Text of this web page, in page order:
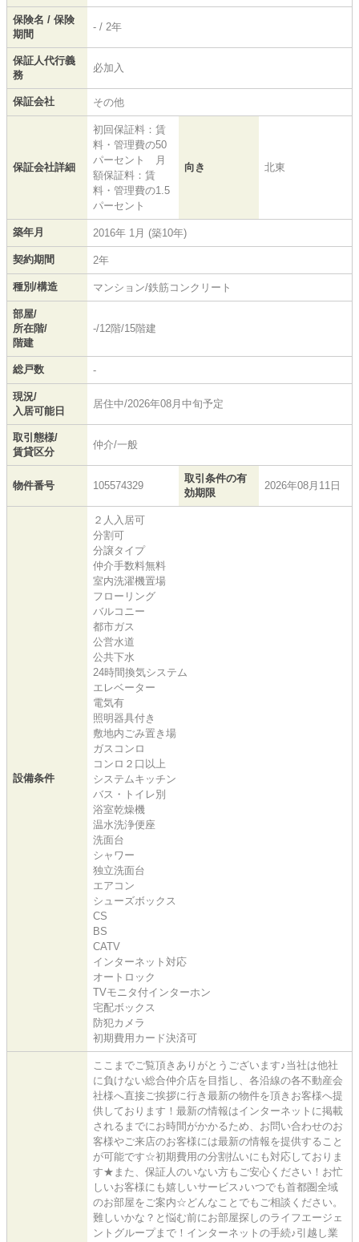
保険名 / 保険
期間
- / 2年
保証人代行義
務
必加入
保証会社 その他
保証会社詳細
初回保証料：賃
料・管理費の50
パーセント 月
額保証料：賃
料・管理費の1.5
パーセント
向き 北東
築年月 2016年 1月 (築10年)
契約期間 2年
種別/構造 マンション/鉄筋コンクリート
部屋/
所在階/
階建
-/12階/15階建
総戸数 -
現況/
入居可能日
居住中/2026年08月中旬予定
取引態様/
賃貸区分
仲介/一般
物件番号 105574329
取引条件の有
効期限
2026年08月11日
設備条件
２人入居可
分割可
分譲タイプ
仲介手数料無料
室内洗濯機置場
フローリング
バルコニー
都市ガス
公営水道
公共下水
24時間換気システム
エレベーター
電気有
照明器具付き
敷地内ごみ置き場
ガスコンロ
コンロ２口以上
システムキッチン
バス・トイレ別
浴室乾燥機
温水洗浄便座
洗面台
シャワー
独立洗面台
エアコン
シューズボックス
CS
BS
CATV
インターネット対応
オートロック
TVモニタ付インターホン
宅配ボックス
防犯カメラ
初期費用カード決済可
ここまでご覧頂きありがとうございます♪当社は他社
に負けない総合仲介店を目指し、各沿線の各不動産会
社様へ直接ご挨拶に行き最新の物件を頂きお客様へ提
供しております！最新の情報はインターネットに掲載
されるまでにお時間がかかるため、お問い合わせのお
客様やご来店のお客様には最新の情報を提供すること
が可能です☆初期費用の分割払いにも対応しておりま
す★また、保証人のいない方もご安心ください！お忙
しいお客様にも嬉しいサービス♪いつでも首都圏全域
のお部屋をご案内☆どんなことでもご相談ください。
難しいかな？と悩む前にお部屋探しのライフエージェ
ントグループまで！インターネットの手続♪引越し業